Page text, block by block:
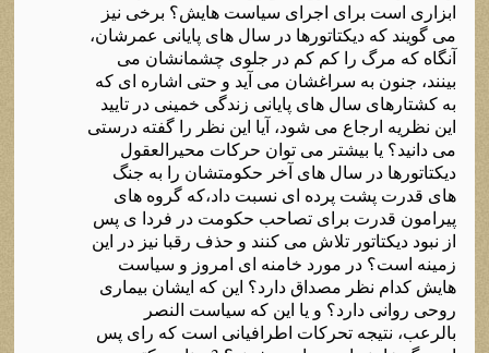
ابزاری است برای اجرای سیاست هایش؟ برخی نیز
می گویند که دیکتاتورها در سال های پایانی عمرشان،
آنگاه که مرگ را کم کم در جلوی چشمانشان می
بینند، جنون به سراغشان می آید و حتی اشاره ای که
به کشتارهای سال های پایانی زندگی خمینی در تایید
این نظریه ارجاع می شود، آیا این نظر را گفته درستی
می دانید؟ یا بیشتر می توان حرکات محیرالعقول
دیکتاتورها در سال های آخر حکومتشان را به جنگ
های قدرت پشت پرده ای نسبت داد،که گروه های
پیرامون قدرت برای تصاحب حکومت در فردا ی پس
از نبود دیکتاتور تلاش می کنند و حذف رقبا نیز در این
زمینه است؟ در مورد خامنه ای امروز و سیاست
هایش کدام نظر مصداق دارد؟ این که ایشان بیماری
روحی روانی دارد؟ و یا این که سیاست النصر
بالرعب، نتیجه تحرکات اطرافیانی است که رای پس